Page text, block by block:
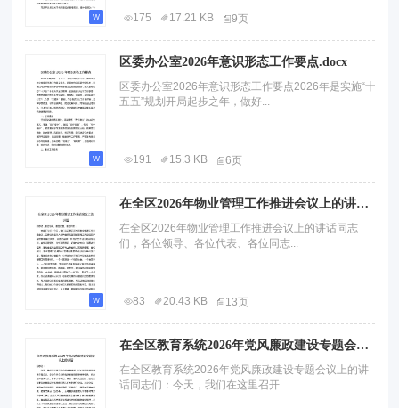
175 17.21 KB 9页
区委办公室2026年意识形态工作要点.docx
区委办公室2026年意识形态工作要点2026年是实施“十
五五”规划开局起步之年，做好...
191 15.3 KB 6页
在全区2026年物业管理工作推进会议上的讲话.docx
在全区2026年物业管理工作推进会议上的讲话同志
们，各位领导、各位代表、各位同志...
83 20.43 KB 13页
在全区教育系统2026年党风廉政建设专题会议上的讲话.docx
在全区教育系统2026年党风廉政建设专题会议上的讲
话同志们：今天，我们在这里召开...